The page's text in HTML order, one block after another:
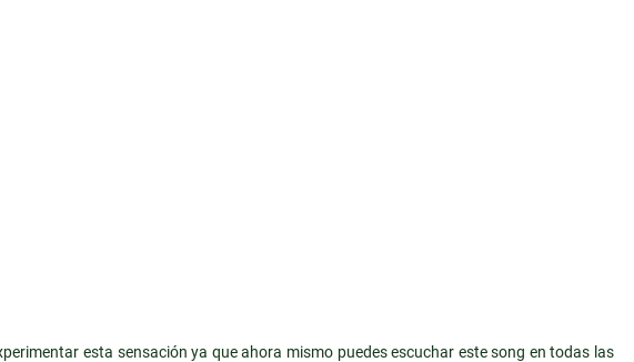
esta sensación ya que ahora mismo puedes escuchar este song en todas las